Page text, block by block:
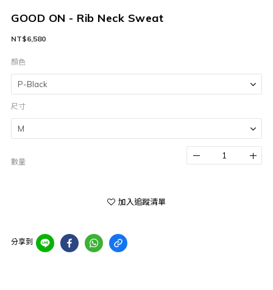
GOOD ON - Rib Neck Sweat
NT$6,580
顏色
尺寸
數量
加入追蹤清單
分享到